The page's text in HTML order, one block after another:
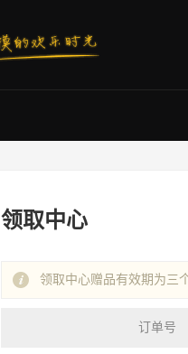
领取中心
领取中心赠品有效期为三
订单号